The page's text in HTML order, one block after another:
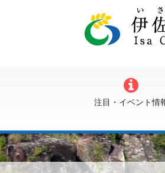
注目・イベント情